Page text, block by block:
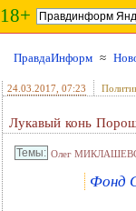
18+
ПравдаИнформ ≈
24.03.2017 , 07:23
Лукавый конь
Олег
Фонд